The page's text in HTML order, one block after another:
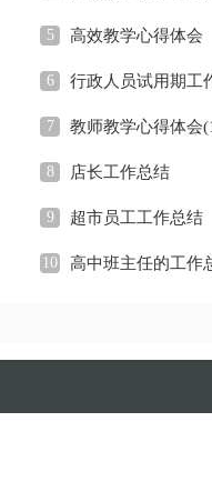
5 高效教学心得体会
6 行政人员试用期工
7 教师教学心得体会
8 店长工作总结
9 超市员工工作总结
10 高中班主任的工作